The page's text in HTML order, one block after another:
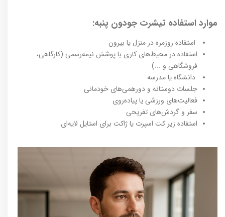
موارد استفاده تیشرت جودون پنبه:
استفاده روزمره در منزل یا بیرون
استفاده در محیط‌های کاری با پوشش نیمه‌رسمی (کارگاهی،
فروشگاهی و ...)
دانشگاه یا مدرسه
جلسات دوستانه و دورهمی‌های خودمانی
فعالیت‌های ورزشی یا پیاده‌روی
سفر و گردش‌های تفریحی
استفاده زیر کت اسپرت یا ژاکت برای استایل لایه‌ای